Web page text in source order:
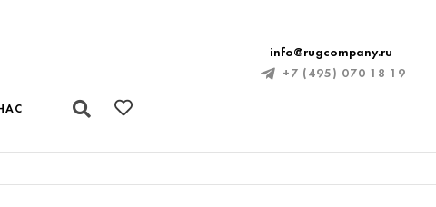
info@rugcompany.ru
+7 (495) 070 18 19